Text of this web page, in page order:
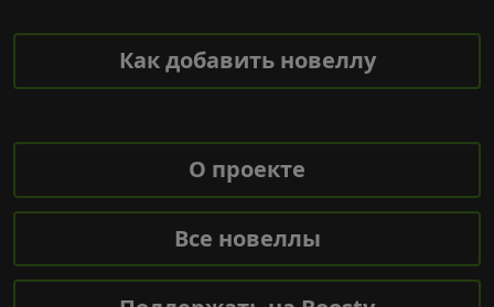
Как добавить новеллу
О проекте
Все новеллы